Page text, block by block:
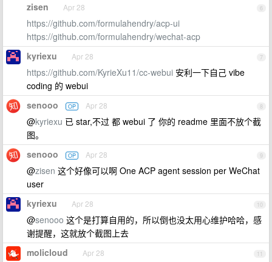
6
zisen Apr 28
https://github.com/formulahendry/acp-ui
https://github.com/formulahendry/wechat-acp
7
kyriexu Apr 28
https://github.com/KyrieXu11/cc-webui 安利一下自己 vibe
coding 的 webui
8
senooo OP Apr 28
@kyriexu 已 star,不过 都 webui 了 你的 readme 里面不放个截
图。
9
senooo OP Apr 28
@zisen 这个好像可以啊 One ACP agent session per WeChat
user
10
kyriexu Apr 28
@senooo 这个是打算自用的，所以倒也没太用心维护哈哈，感
谢提醒，这就放个截图上去
11
molicloud Apr 28